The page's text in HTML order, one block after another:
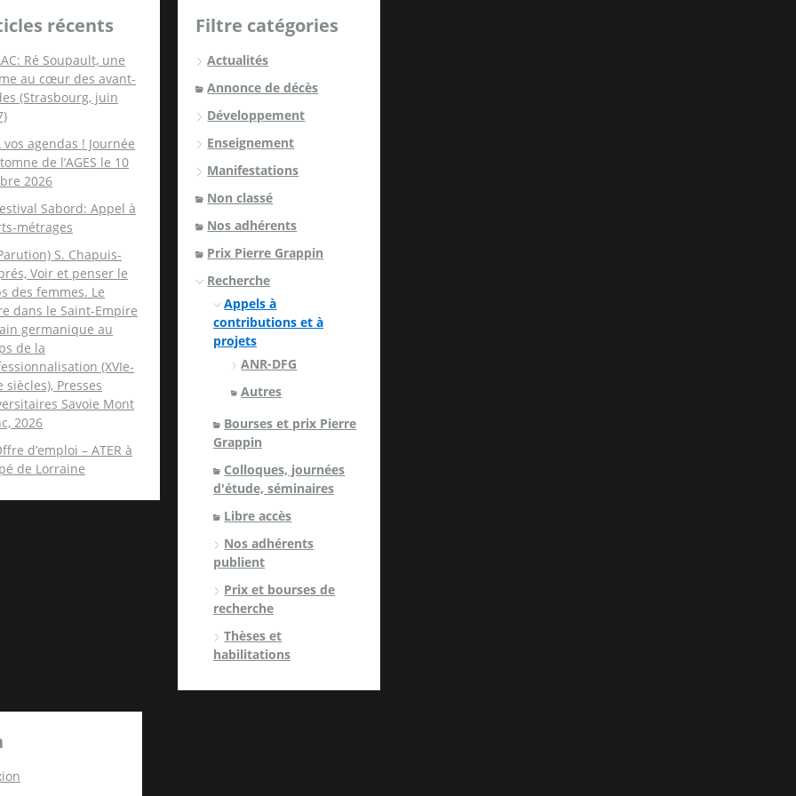
récents
Ré Soupault, une
au cœur des avant-
(Strasbourg, juin
vos agendas ! Journée
de l’AGES le 10
2026
Sabord: Appel à
métrages
S. Chapuis-
Voir et penser le
des femmes. Le
dans le Saint-Empire
germanique au
de la
(XVIe-
siècles), Presses
Savoie Mont
2026
d’emploi – ATER à
de Lorraine
Filtre catégories
Actualités
Annonce de décès
Développement
Enseignement
Manifestations
Non classé
Nos adhérents
Prix Pierre Grappin
Recherche
Appels à
contributions et à
projets
ANR-DFG
Autres
Bourses et prix Pierre
Grappin
Colloques, journées
d'étude, séminaires
Libre accès
Nos adhérents
publient
Prix et bourses de
recherche
Thèses et
habilitations